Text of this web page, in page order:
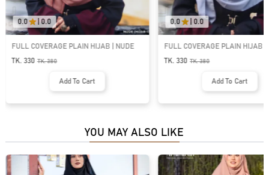
0.0 0.0
FULL COVERAGE PLAIN HIJAB | GREY
TK. 330 TK.380
Add To Cart
0.0 0.0
FULL COVERAGE PLAIN HIJAB -
FABRIC | MILK COFFEE
TK. 330 TK.380
Add To Cart
YOU MAY ALSO LIKE